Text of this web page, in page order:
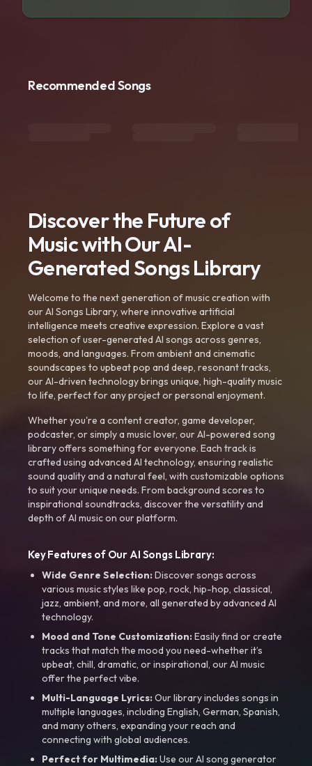
Recommended Songs
Discover the Future of
Music with Our AI-
Generated Songs Library
Welcome to the next generation of music creation with
our AI Songs Library, where innovative artificial
intelligence meets creative expression. Explore a vast
selection of user-generated AI songs across genres,
moods, and languages. From ambient and cinematic
soundscapes to upbeat pop and deep, resonant tracks,
our AI-driven technology brings unique, high-quality music
to life, perfect for any project or personal enjoyment.
Whether you're a content creator, game developer,
podcaster, or simply a music lover, our AI-powered song
library offers something for everyone. Each track is
crafted using advanced AI technology, ensuring realistic
sound quality and a natural feel, with customizable options
to suit your unique needs. From background scores to
inspirational soundtracks, discover the versatility and
depth of AI music on our platform.
Key Features of Our AI Songs Library:
Wide Genre Selection:Discover songs across
various music styles like pop, rock, hip-hop, classical,
jazz, ambient, and more, all generated by advanced AI
technology.
Mood and Tone Customization:Easily find or create
tracks that match the mood you need-whether it’s
upbeat, chill, dramatic, or inspirational, our AI music
offer the perfect vibe.
Multi-Language Lyrics:Our library includes songs in
multiple languages, including English, German, Spanish,
and many others, expanding your reach and
connecting with global audiences.
Perfect for Multimedia:Use our AI song generator